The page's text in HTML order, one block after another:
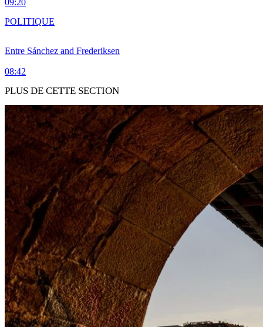
Entre Sánchez and Frederiksen
08:42
POLITIQUE
PLUS DE CETTE SECTION